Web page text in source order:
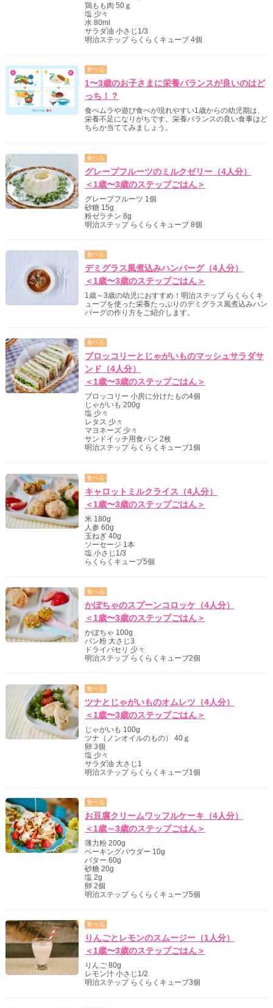
鶏もも肉 50ｇ
塩 少々
水 80ml
サラダ油 小さじ1/3
明治ステップ らくらくキューブ 4個
食べる
1〜3歳のお子さまに栄養バランスが良いのはど
っち！？
食べムラや遊び食べが現れやすい1歳からの幼児期は、
栄養不足になりがちです。栄養バランスの良い食事はど
ちらか当ててみましょう。
食べる
グレープフルーツのミルクゼリー（4人分）
＜1歳〜3歳のステップごはん＞
グレープフルーツ 1個
砂糖 15g
粉ゼラチン 8g
明治ステップ らくらくキューブ 8個
食べる
デミグラス風煮込みハンバーグ（4人分）
＜1歳〜3歳のステップごはん＞
1歳～3歳の幼児におすすめ！明治ステップ らくらくキ
ューブを使った栄養たっぷりのデミグラス風煮込みハン
バーグの作り方をご紹介します。
食べる
ブロッコリーとじゃがいものマッシュサラダサ
ンド（4人分）
＜1歳〜3歳のステップごはん＞
ブロッコリー 小房に分けたもの4個
じゃがいも 200g
塩 少々
レタス 少々
マヨネーズ 少々
サンドイッチ用食パン 2枚
明治ステップ らくらくキューブ1個
食べる
キャロットミルクライス（4人分）
＜1歳〜3歳のステップごはん＞
米 180g
人参 60g
玉ねぎ 40g
ソーセージ 1本
塩 小さじ1/3
らくらくキューブ5個
食べる
かぼちゃのスプーンコロッケ（4人分）
＜1歳〜3歳のステップごはん＞
かぼちゃ 100g
パン粉 大さじ3
ドライパセリ 少々
明治ステップ らくらくキューブ2個
食べる
ツナとじゃがいものオムレツ（4人分）
＜1歳〜3歳のステップごはん＞
じゃがいも 100g
ツナ（ノンオイルのもの） 40ｇ
卵 3個
塩 少々
サラダ油 大さじ1
明治ステップ らくらくキューブ1個
食べる
お豆腐クリームワッフルケーキ（4人分）
＜1歳～3歳のステップごはん＞
薄力粉 200g
ベーキングパウダー 10g
バター 60g
砂糖 20g
塩 2g
卵 2個
明治ステップ らくらくキューブ5個
食べる
りんごとレモンのスムージー（1人分）
＜1歳〜3歳のステップごはん＞
りんご 80g
レモン汁 小さじ1/2
明治ステップ らくらくキューブ3個